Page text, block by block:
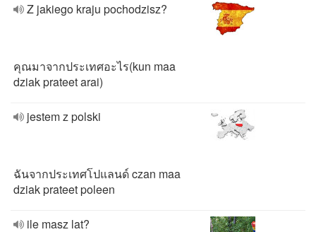
Z jakiego kraju pochodzisz?
คุณมาจากประเทศอะไร(kun maa
dziak prateet arai)
jestem z polski
ฉันจากประเทศโปแลนด์ czan maa
dziak prateet poleen
ile masz lat?